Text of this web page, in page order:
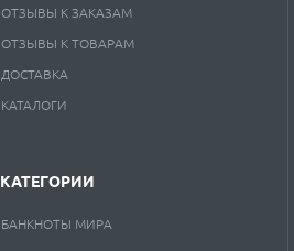
ОТЗЫВЫ К ЗАКАЗАМ
ОТЗЫВЫ К ТОВАРАМ
ДОСТАВКА
КАТАЛОГИ
КАТЕГОРИИ
БАНКНОТЫ МИРА